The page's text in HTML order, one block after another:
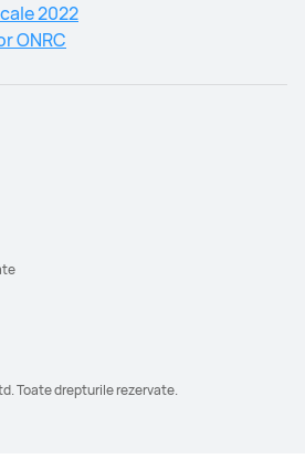
2022
ONRC
Toate drepturile rezervate.